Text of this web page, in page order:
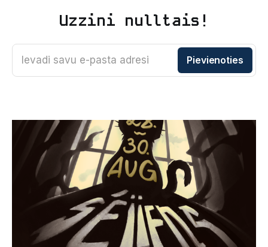
Uzzini nulltais!
Ievadi savu e-pasta adresi Pievienoties